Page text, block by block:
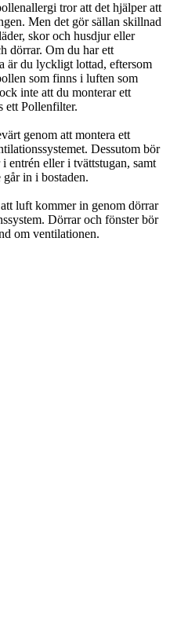
tror att det hjälper att
Men det gör sällan skillnad
skor och husdjur eller
dörrar. Om du har ett
är du lyckligt lottad, eftersom
som finns i luften som
inte att du monterar ett
ett Pollenfilter.
genom att montera ett
Dessutom bör
entrén eller i tvättstugan, samt
in i bostaden.
luft kommer in genom dörrar
Dörrar och fönster bör
om ventilationen.